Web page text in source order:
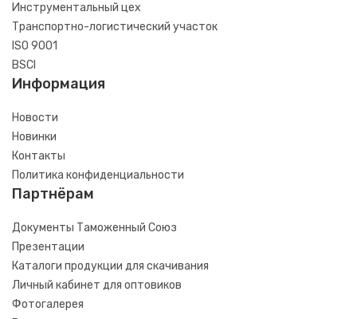
Инструментальный цех
Транспортно-логистический участок
ISO 9001
BSCI
Информация
Новости
Новинки
Контакты
Политика конфиденциальности
Партнёрам
Документы Таможенный Союз
Презентации
Каталоги продукции для скачивания
Личный кабинет для оптовиков
Фотогалерея